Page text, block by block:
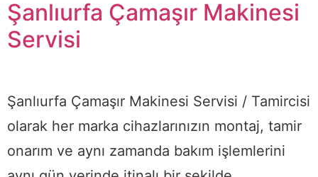
Şanlıurfa Çamaşır Makinesi
Servisi
Şanlıurfa Çamaşır Makinesi Servisi / Tamircisi
olarak her marka cihazlarınızın montaj, tamir
onarım ve aynı zamanda bakım işlemlerini